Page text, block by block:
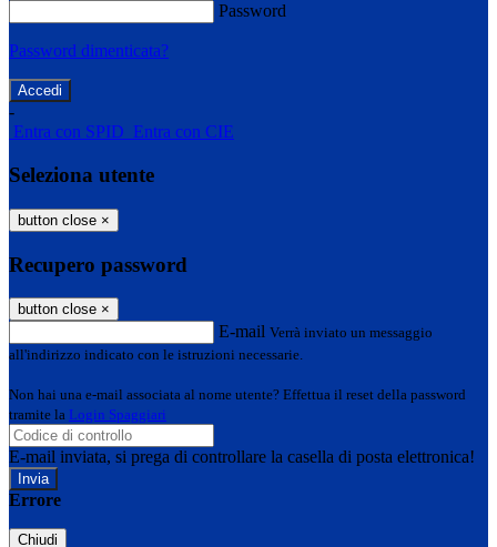
Password
Password dimenticata?
-
Entra con SPID Entra con CIE
Seleziona utente
button close ×
Recupero password
button close ×
E-mail Verrà inviato un messaggio
all'indirizzo indicato con le istruzioni necessarie.
Non hai una e-mail associata al nome utente? Effettua il reset della password
tramite la Login Spaggiari
E-mail inviata, si prega di controllare la casella di posta elettronica!
Errore
Chiudi